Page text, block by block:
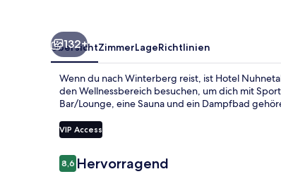
132+
ÜbersichtZimmerLageRichtlinien
Wenn du nach Winterberg reist, ist Hotel
den Wellnessbereich besuchen, um dich mit
Bar/Lounge, eine Sauna und ein Dampfbad
VIP Access
Bewertungen
8,68,6 von 10.
Hervorragend